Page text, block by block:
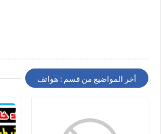
أخر المواضيع من قسم : هواتف